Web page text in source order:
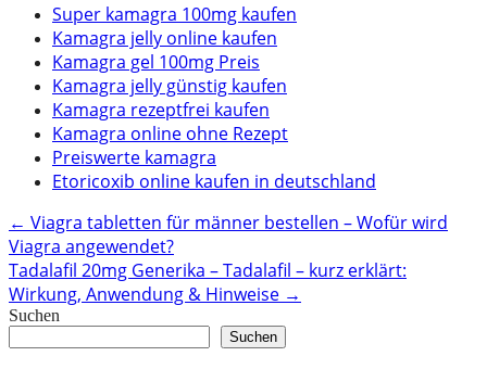
Super kamagra 100mg kaufen
Kamagra jelly online kaufen
Kamagra gel 100mg Preis
Kamagra jelly günstig kaufen
Kamagra rezeptfrei kaufen
Kamagra online ohne Rezept
Preiswerte kamagra
Etoricoxib online kaufen in deutschland
Post
navigation
← Viagra tabletten für männer bestellen – Wofür wird
Viagra angewendet?
Tadalafil 20mg Generika – Tadalafil – kurz erklärt:
Wirkung, Anwendung & Hinweise →
Suchen
Suchen